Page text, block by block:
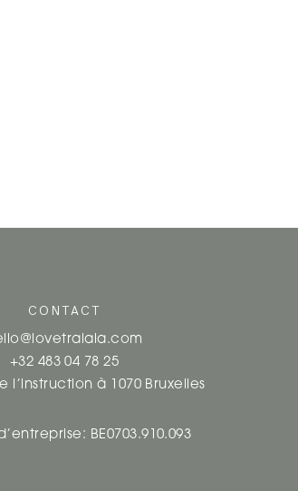
CONTACT
+32 483 04 78 25
l’instruction à 1070 Bruxelles
BE0703.910.093